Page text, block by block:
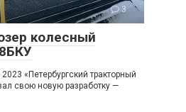
3
колесный
«Петербургский тракторный
свою новую разработку —